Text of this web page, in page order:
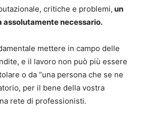
critiche e problemi, un
assolutamente necessario.
mettere in campo delle
e il lavoro non può più essere
o da “una persona che se ne
per il bene della vostra
rete di professionisti.